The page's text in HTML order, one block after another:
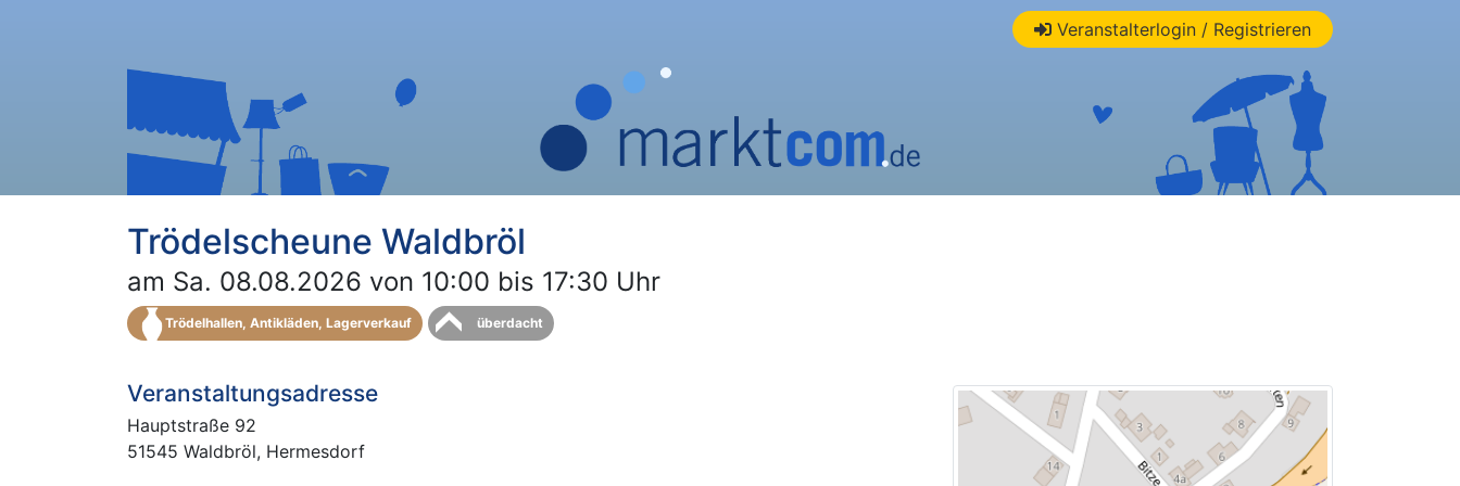
Veranstalterlogin / Registrieren
Trödelscheune Waldbröl
am Sa. 08.08.2026 von 10:00 bis 17:30 Uhr
Trödelhallen, Antikläden, Lagerverkauf überdacht
Veranstaltungsadresse
Hauptstraße 92
51545 Waldbröl, Hermesdorf